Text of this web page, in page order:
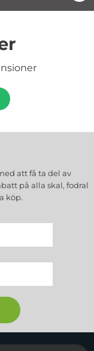
att få ta del av
på alla skal, fodral
köp.